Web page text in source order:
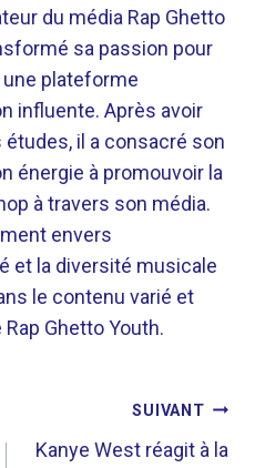
du média Rap Ghetto
sa passion pour
une plateforme
influente. Après avoir
il a consacré son
énergie à promouvoir la
à travers son média.
envers
et la diversité musicale
le contenu varié et
Ghetto Youth.
SUIVANT
Kanye West réagit à la